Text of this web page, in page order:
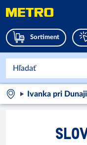
Sortiment
Ivanka pri Dunaji